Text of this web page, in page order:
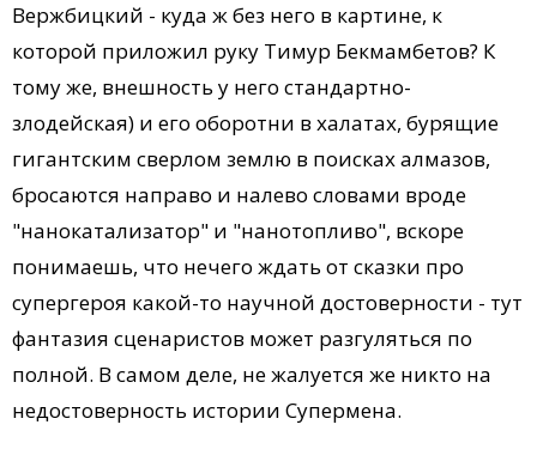
Вержбицкий - куда ж без него в картине, к
которой приложил руку Тимур Бекмамбетов? К
тому же, внешность у него стандартно-
злодейская) и его оборотни в халатах, бурящие
гигантским сверлом землю в поисках алмазов,
бросаются направо и налево словами вроде
"нанокатализатор" и "нанотопливо", вскоре
понимаешь, что нечего ждать от сказки про
супергероя какой-то научной достоверности - тут
фантазия сценаристов может разгуляться по
полной. В самом деле, не жалуется же никто на
недостоверность истории Супермена.